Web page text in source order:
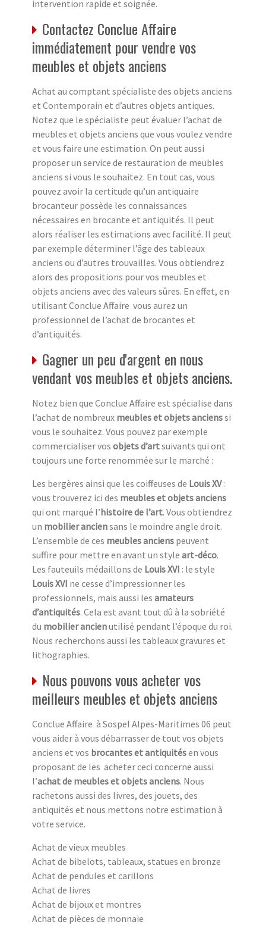
intervention rapide et soignée.
Contactez Conclue Affaire
immédiatement pour vendre vos
meubles et objets anciens
Achat au comptant spécialiste des objets anciens
et Contemporain et d’autres objets antiques.
Notez que le spécialiste peut évaluer l’achat de
meubles et objets anciens que vous voulez vendre
et vous faire une estimation. On peut aussi
proposer un service de restauration de meubles
anciens si vous le souhaitez. En tout cas, vous
pouvez avoir la certitude qu’un antiquaire
brocanteur possède les connaissances
nécessaires en brocante et antiquités. Il peut
alors réaliser les estimations avec facilité. Il peut
par exemple déterminer l’âge des tableaux
anciens ou d’autres trouvailles. Vous obtiendrez
alors des propositions pour vos meubles et
objets anciens avec des valeurs sûres. En effet, en
utilisant Conclue Affaire vous aurez un
professionnel de l’achat de brocantes et
d’antiquités.
Gagner un peu d'argent en nous
vendant vos meubles et objets anciens.
Notez bien que Conclue Affaire est spécialise dans
l’achat de nombreux meubles et objets ancienssi
vous le souhaitez. Vous pouvez par exemple
commercialiser vos objets d’artsuivants qui ont
toujours une forte renommée sur le marché :
Les bergères ainsi que les coiffeuses de Louis XV:
vous trouverez ici des meubles et objets anciens
qui ont marqué l’histoire de l’art. Vous obtiendrez
un mobilier anciensans le moindre angle droit.
L’ensemble de ces meubles anciens peuvent
suffire pour mettre en avant un style art-déco.
Les fauteuils médaillons de Louis XVI : le style
Louis XVI ne cesse d’impressionner les
professionnels, mais aussi les amateurs
d’antiquités. Cela est avant tout dû à la sobriété
du mobilier ancienutilisé pendant l’époque du roi.
Nous recherchons aussi les tableaux gravures et
lithographies.
Nous pouvons vous acheter vos
meilleurs meubles et objets anciens
Conclue Affaire à Sospel Alpes-Maritimes 06 peut
vous aider à vous débarrasser de tout vos objets
anciens et vos brocantes et antiquitésen vous
proposant de les acheter ceci concerne aussi
l’achat de meubles et objets anciens. Nous
rachetons aussi des livres, des jouets, des
antiquités et nous mettons notre estimation à
votre service.
Achat de vieux meubles
Achat de bibelots, tableaux, statues en bronze
Achat de pendules et carillons
Achat de livres
Achat de bijoux et montres
Achat de pièces de monnaie